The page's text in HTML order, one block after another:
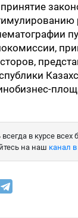
в курсе всех
на наш канал